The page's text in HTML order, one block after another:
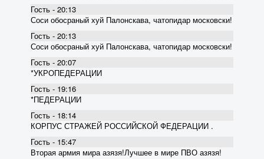
Гость - 20:13
Соси обосраный хуй Палонскава, чатопидар московски!
Гость - 20:13
Соси обосраный хуй Палонскава, чатопидар московски!
Гость - 20:07
*УКРОПЕДЕРАЦИИ
Гость - 19:16
*ПЕДЕРАЦИИ
Гость - 18:14
КОРПУС СТРАЖЕЙ РОССИЙСКОЙ ФЕДЕРАЦИИ .
Гость - 15:47
Вторая армия мира азязя!Лучшее в мире ПВО азязя!